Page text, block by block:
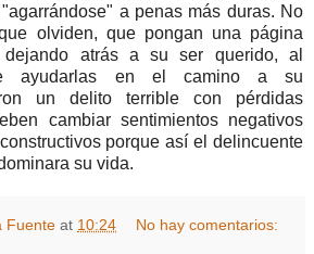
a penas más duras. No
olviden, que pongan una página
atrás a su ser querido, al
ayudarlas en el camino a su
un delito terrible con pérdidas
cambiar sentimientos negativos
porque así el delincuente
su vida.
Fuente at 10:24 No hay comentarios: